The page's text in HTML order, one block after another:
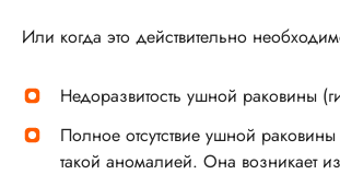
Или когда это действительно
Недоразвитость ушной раковины
Полное отсутствие ушной
такой аномалией. Она возникает